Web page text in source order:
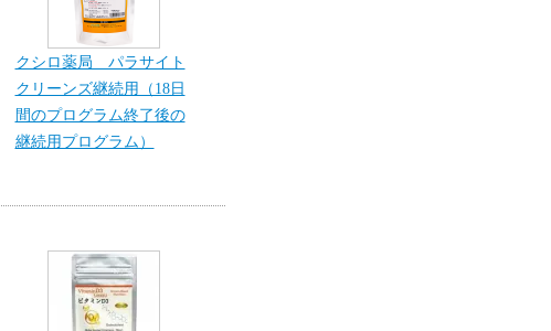
クシロ薬局 パラサイト
クリーンズ継続用（18日
間のプログラム終了後の
継続用プログラム）